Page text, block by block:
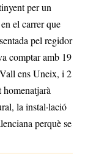
per un
el carrer que
pel regidor
comptar amb 19
ens Uneix, i 2
la instal·lació
perquè se